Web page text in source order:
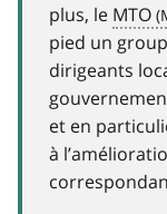
plus, le MTO
pied un
dirigeants
et en
à